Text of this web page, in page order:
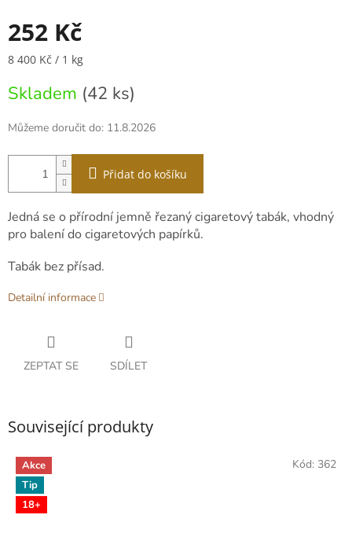
252 Kč
Měrná
8 400 Kč / 1 kg
Skladem (42 ks)
Můžeme doručit do: 11.8.2026
Přidat do košíku
Jedná se o přírodní jemně řezaný cigaretový tabák, vhodný
pro balení do cigaretových papírků.
Tabák bez přísad.
Detailní informace
ZEPTAT SE SDÍLET
Související produkty
Akce
Tip
18+
Kód: 362